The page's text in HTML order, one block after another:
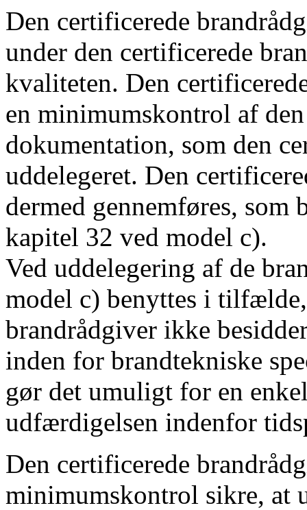
Den certificerede
under den certificerede
kvaliteten. Den
en minimumskontrol af
dokumentation, som den
uddelegeret. Den
dermed gennemføres,
kapitel 32 ved model c).
Ved uddelegering af de
model c) benyttes i
brandrådgiver ikke
inden for brandtekniske
gør det umuligt for en
udfærdigelsen indenfor
Den certificerede
minimumskontrol sikre, at